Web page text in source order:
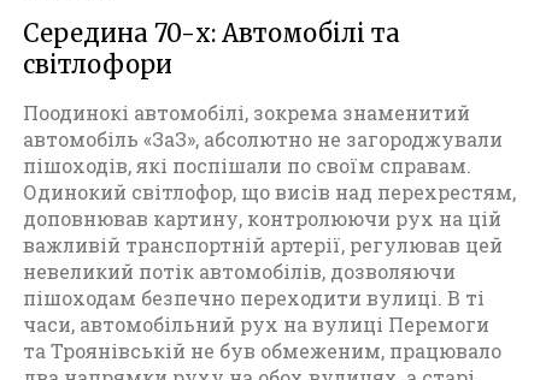
Середина 70-х: Автомобілі та
світлофори
Поодинокі автомобілі, зокрема знаменитий
автомобіль «ЗаЗ», абсолютно не загороджували
пішоходів, які поспішали по своїм справам.
Одинокий світлофор, що висів над перехрестям,
доповнював картину, контролюючи рух на цій
важливій транспортній артерії, регулював цей
невеликий потік автомобілів, дозволяючи
пішоходам безпечно переходити вулиці. В ті
часи, автомобільний рух на вулиці Перемоги
та Троянівській не був обмеженим, працювало